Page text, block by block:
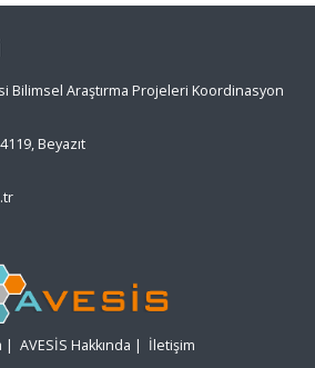
Bilimsel Araştırma Projeleri Koordinasyon
Beyazıt
| AVESİS Hakkında | İletişim